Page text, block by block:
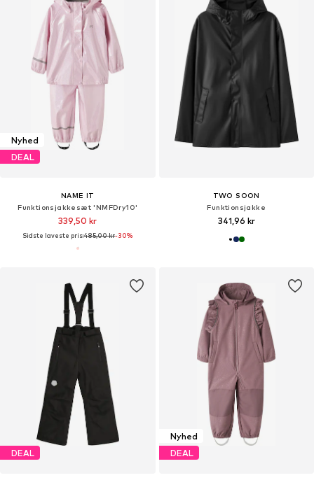
Nyhed
DEAL
NAME IT
Funktionsjakkesæt 'NMFDry10'
339,50 kr
Sidste laveste pris:485,00 kr-30%
TWO SOON
Funktionsjakke
341,96 kr
DEAL
Nyhed
DEAL